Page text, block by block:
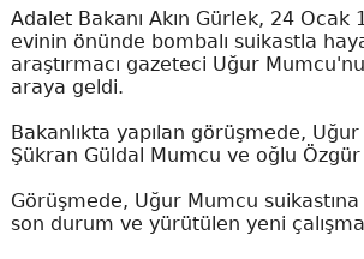
Adalet Bakanı Akın Gürlek, 24
evinin önünde bombalı suikastla
araştırmacı gazeteci Uğur
araya geldi.
Bakanlıkta yapılan görüşmede,
Şükran Güldal Mumcu ve oğlu
Görüşmede, Uğur Mumcu
son durum ve yürütülen yeni